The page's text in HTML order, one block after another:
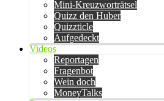
Mini-Kreuzworträtsel
Quizz den Huber
Quizzticle
Aufgedeckt
Videos
Reportagen
Fragenbot
Wein doch
MoneyTalks